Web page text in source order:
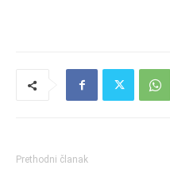
Prethodni članak